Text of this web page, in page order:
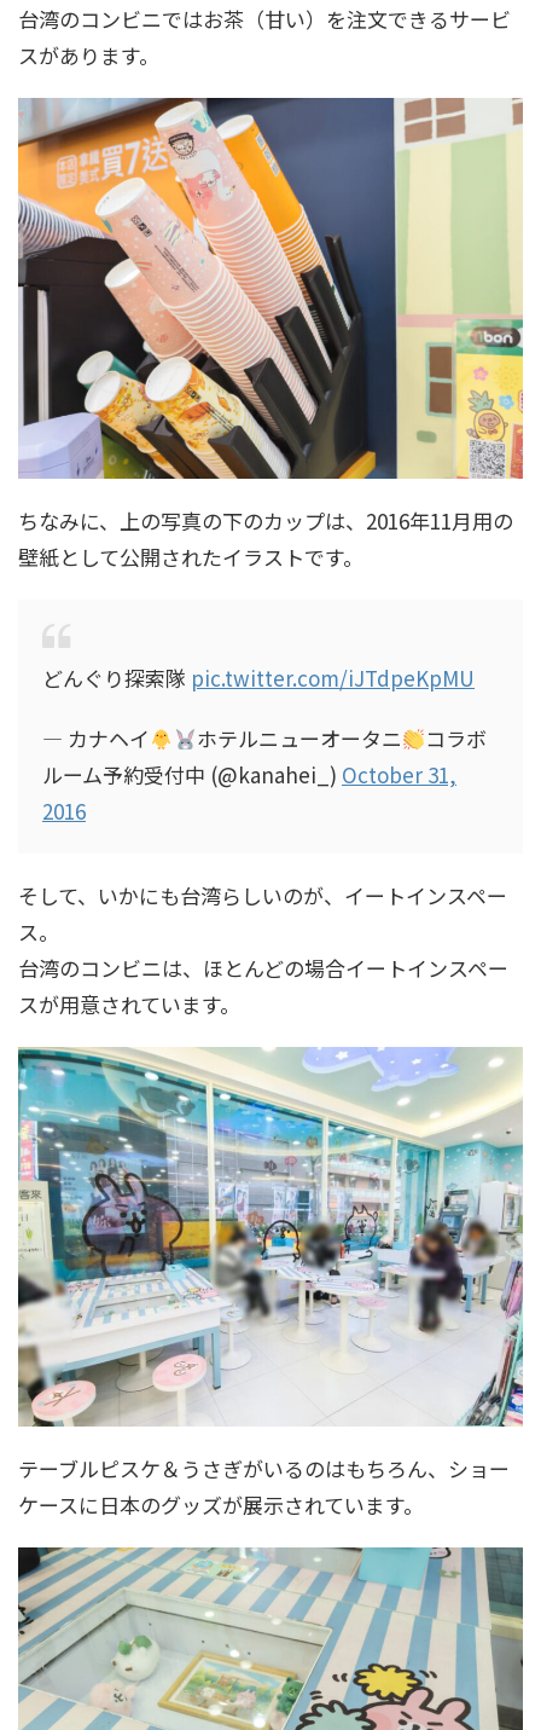
台湾のコンビニではお茶（甘い）を注文できるサービ
スがあります。
ちなみに、上の写真の下のカップは、2016年11月用の
壁紙として公開されたイラストです。
どんぐり探索隊 pic.twitter.com/iJTdpeKpMU
— カナヘイ
ホテルニューオータニ
コラボ
ルーム予約受付中 (@kanahei_) October 31,
2016
そして、いかにも台湾らしいのが、イートインスペー
ス。
台湾のコンビニは、ほとんどの場合イートインスペー
スが用意されています。
テーブルピスケ＆うさぎがいるのはもちろん、ショー
ケースに日本のグッズが展示されています。